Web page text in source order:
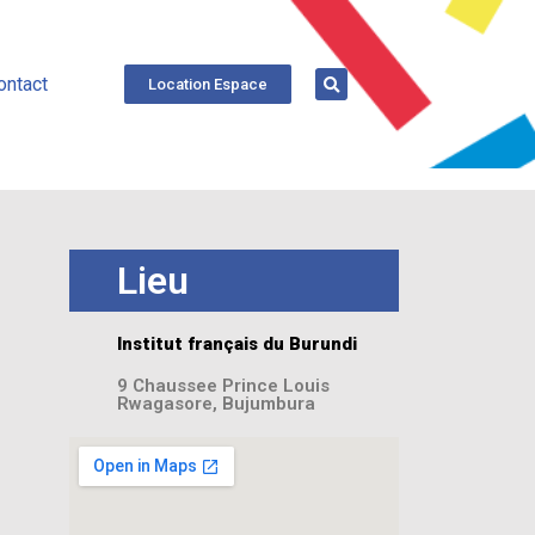
Location Espace
Lieu
Institut français du Burundi
9 Chaussee Prince Louis
Rwagasore, Bujumbura